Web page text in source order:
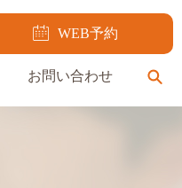
WEB予約
お問い合わせ